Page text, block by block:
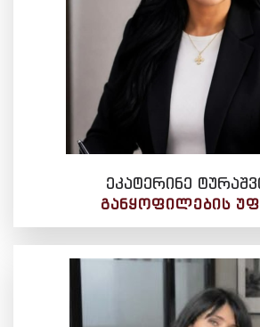
ეკატერინე
ᲒᲐᲜᲧᲝᲤᲘᲚᲔᲑᲘᲡ